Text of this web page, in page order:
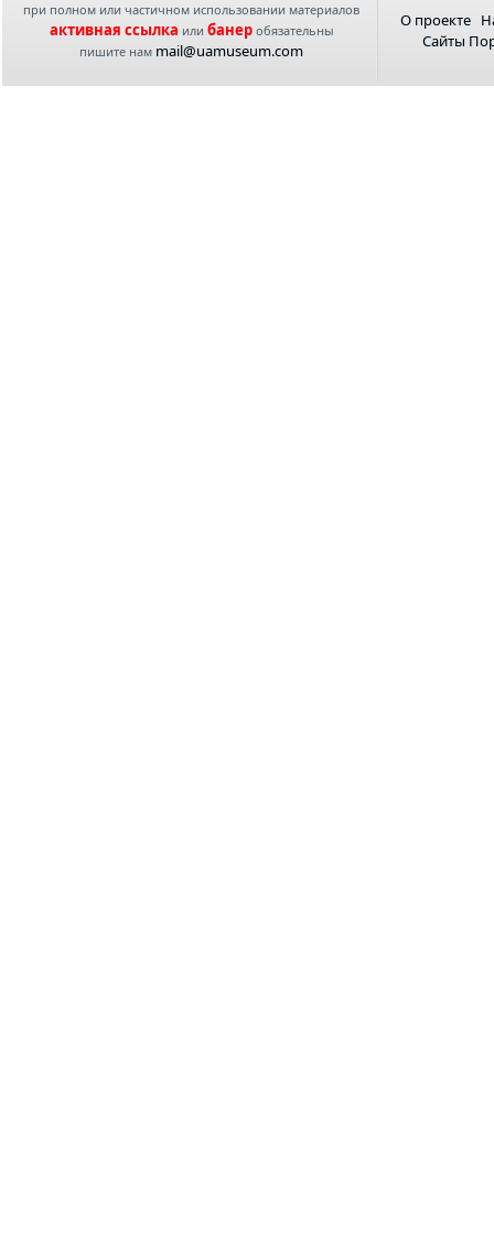
при полном или частичном использовании материалов
активная ссылка или банеробязательны
пишите нам mail@uamuseum.com
О проекте
Сайты